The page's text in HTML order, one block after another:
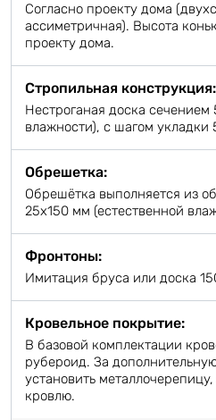
Согласно проекту дома
ассиметричная). Высота
проекту дома.
Стропильная конструкция:
Нестроганая доска
влажности), с шагом укладки
Обрешетка:
Обрешётка выполняется из
25х150 мм (естественной
Фронтоны:
Имитация бруса или доска
Кровельное покрытие:
В базовой комплектации
рубероид. За
установить
кровлю.